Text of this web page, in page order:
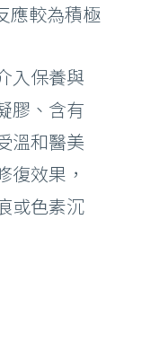
應較為積極
入保養與
膠、含有
溫和醫美
復效果，
或色素沉